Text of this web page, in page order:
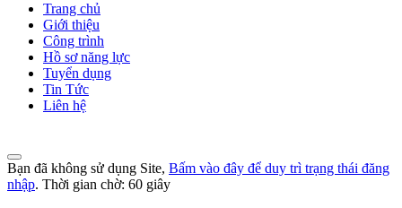
Trang chủ
Giới thiệu
Công trình
Hồ sơ năng lực
Tuyển dụng
Tin Tức
Liên hệ
Bạn đã không sử dụng Site, Bấm vào đây để duy trì trạng thái đăng
nhập. Thời gian chờ: 60 giây